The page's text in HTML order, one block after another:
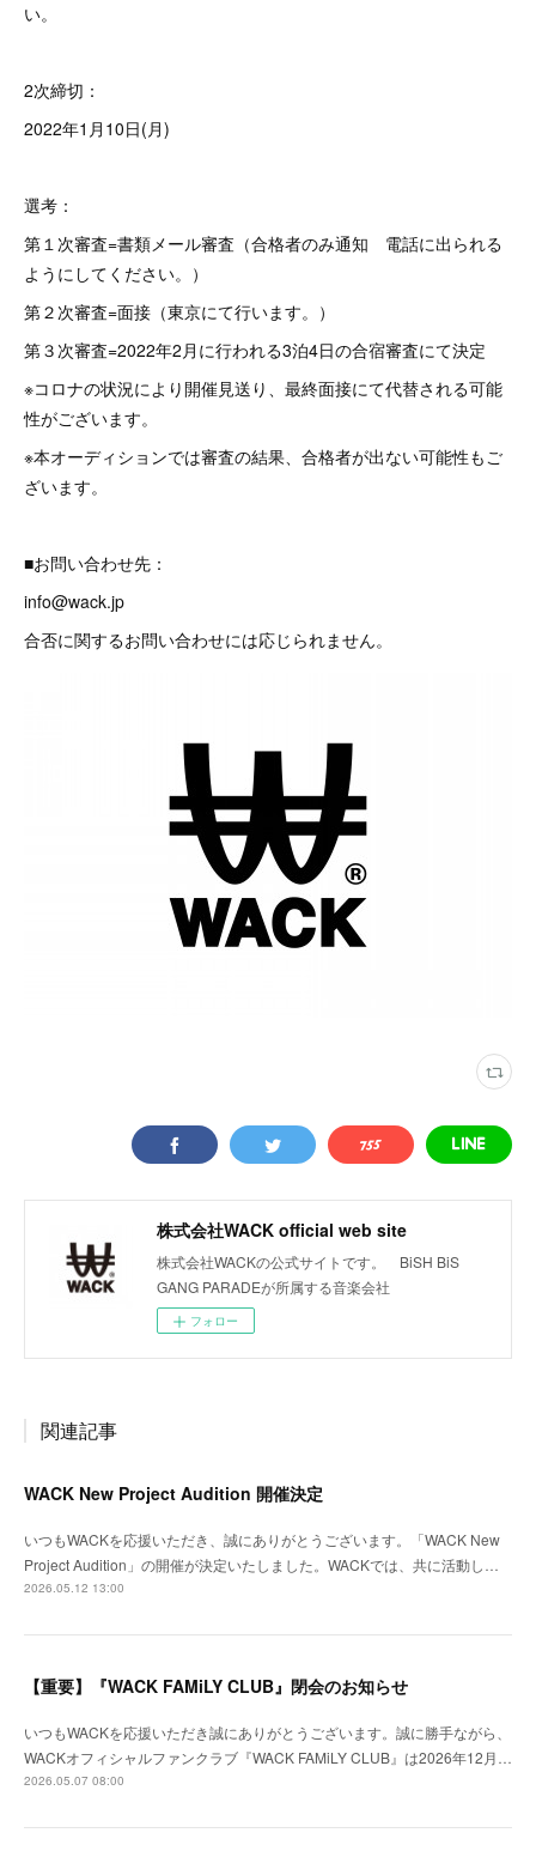
い。
2次締切：
2022年1月10日(月)
選考：
第１次審査=書類メール審査（合格者のみ通知 電話に出られる
ようにしてください。）
第２次審査=面接（東京にて行います。）
第３次審査=2022年2月に行われる3泊4日の合宿審査にて決定
※コロナの状況により開催見送り、最終面接にて代替される可能
性がございます。
※本オーディションでは審査の結果、合格者が出ない可能性もご
ざいます。
■お問い合わせ先：
info@wack.jp
合否に関するお問い合わせには応じられません。
株式会社WACK official web site
株式会社WACKの公式サイトです。 BiSH BiS
GANG PARADEが所属する音楽会社
フォロー
関連記事
WACK New Project Audition 開催決定
いつもWACKを応援いただき、誠にありがとうございます。「WACK New
Project Audition」の開催が決定いたしました。WACKでは、共に活動し…
2026.05.12 13:00
【重要】『WACK FAMiLY CLUB』閉会のお知らせ
いつもWACKを応援いただき誠にありがとうございます。誠に勝手ながら、
WACKオフィシャルファンクラブ『WACK FAMiLY CLUB』は2026年12月…
2026.05.07 08:00